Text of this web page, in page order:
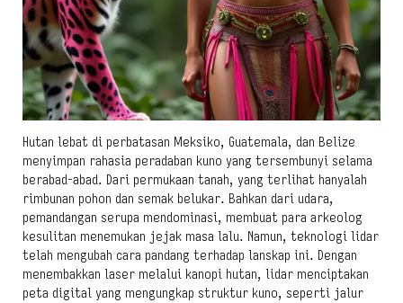
Hutan lebat di perbatasan Meksiko, Guatemala, dan Belize
menyimpan rahasia peradaban kuno yang tersembunyi selama
berabad-abad. Dari permukaan tanah, yang terlihat hanyalah
rimbunan pohon dan semak belukar. Bahkan dari udara,
pemandangan serupa mendominasi, membuat para arkeolog
kesulitan menemukan jejak masa lalu. Namun, teknologi lidar
telah mengubah cara pandang terhadap lanskap ini. Dengan
menembakkan laser melalui kanopi hutan, lidar menciptakan
peta digital yang mengungkap struktur kuno, seperti jalur